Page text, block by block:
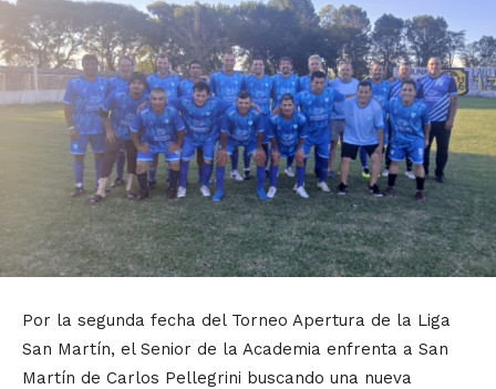
Por la segunda fecha del Torneo Apertura de la Liga
San Martín, el Senior de la Academia enfrenta a San
Martín de Carlos Pellegrini buscando una nueva